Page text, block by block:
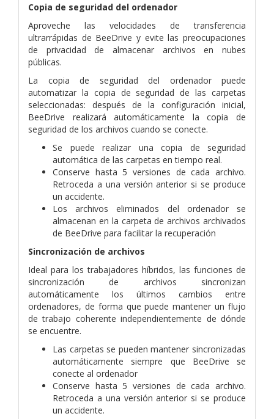
Copia de seguridad del ordenador
Aproveche las velocidades de transferencia
ultrarrápidas de BeeDrive y evite las preocupaciones
de privacidad de almacenar archivos en nubes
públicas.
La copia de seguridad del ordenador puede
automatizar la copia de seguridad de las carpetas
seleccionadas: después de la configuración inicial,
BeeDrive realizará automáticamente la copia de
seguridad de los archivos cuando se conecte.
Se puede realizar una copia de seguridad
automática de las carpetas en tiempo real.
Conserve hasta 5 versiones de cada archivo.
Retroceda a una versión anterior si se produce
un accidente.
Los archivos eliminados del ordenador se
almacenan en la carpeta de archivos archivados
de BeeDrive para facilitar la recuperación
Sincronización de archivos
Ideal para los trabajadores híbridos, las funciones de
sincronización de archivos sincronizan
automáticamente los últimos cambios entre
ordenadores, de forma que puede mantener un flujo
de trabajo coherente independientemente de dónde
se encuentre.
Las carpetas se pueden mantener sincronizadas
automáticamente siempre que BeeDrive se
conecte al ordenador
Conserve hasta 5 versiones de cada archivo.
Retroceda a una versión anterior si se produce
un accidente.